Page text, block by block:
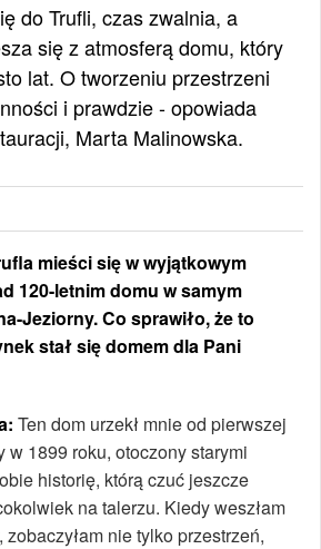
do Trufli, czas zwalnia, a
się z atmosferą domu, który
lat. O tworzeniu przestrzeni
i prawdzie - opowiada
Marta Malinowska.
mieści się w wyjątkowym
120-letnim domu w samym
Jeziorny. Co sprawiło, że to
stał się domem dla Pani
Ten dom urzekł mnie od pierwszej
1899 roku, otoczony starymi
historię, którą czuć jeszcze
na talerzu. Kiedy weszłam
nie tylko przestrzeń,